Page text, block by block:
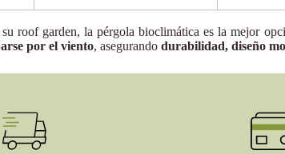
su roof garden, la pérgola bioclimática es la mejor
por el viento, asegurando durabilidad, diseño